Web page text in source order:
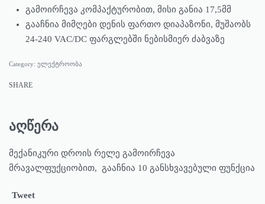
გამოირჩევა კომპაქტურობით, მისი განია 17,5მმ
გააჩნია მიმღები დენის ფართო დიაპაზონი, მუშაობს
24-240 VAC/DC ფარგლებში ნებისმიერ ძაბვაზე
Category: ელექტროობა
SHARE
აღწერა
მექანიკური დროის რელე გამოირჩევა
მრავალფუქციობით, გააჩნია 10 განსხვავებული ფუნქცია
Tweet